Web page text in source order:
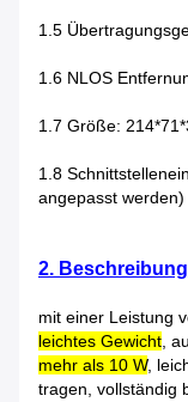
1.5
1.6 NLOS
1.7 Größe:
1.8
angepasst werden)
2. Beschreibung
mit einer Leistung
leichtes Gewicht,
mehr als 10 W,
tragen, vollständig